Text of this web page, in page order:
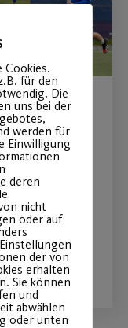
Cookies.
für den
Die
uns bei der
werden für
Einwilligung
deren
nicht
oder auf
der von
erhalten
Sie können
und
abwählen
oder unten